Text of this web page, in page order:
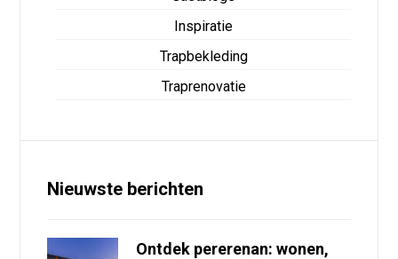
Inspiratie
Trapbekleding
Traprenovatie
Nieuwste berichten
Ontdek pererenan: wonen,